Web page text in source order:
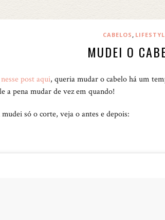
CABELOS ,
MUDEI O
nesse post aqui, queria mudar o cabelo há um
a pena mudar de vez em quando!
só o corte, veja o antes e depois: